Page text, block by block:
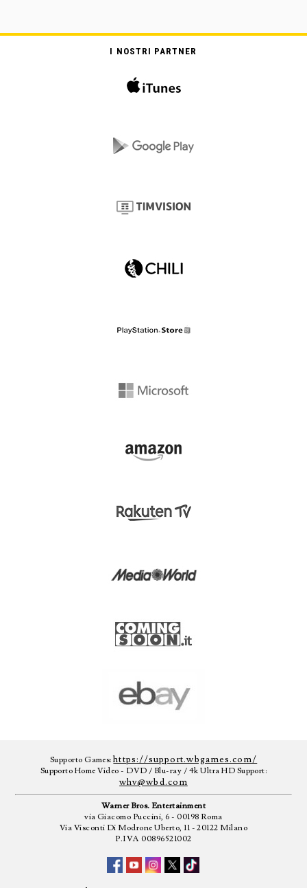
I NOSTRI PARTNER
Supporto Games:https://support.wbgames.com/
Supporto Home Video - DVD / Blu-ray / 4k Ultra HD Support:
whv@wbd.com
Warner Bros. Entertainment
via Giacomo Puccini, 6 - 00198 Roma
Via Visconti Di Modrone Uberto, 11 - 20122 Milano
P.IVA 00896521002